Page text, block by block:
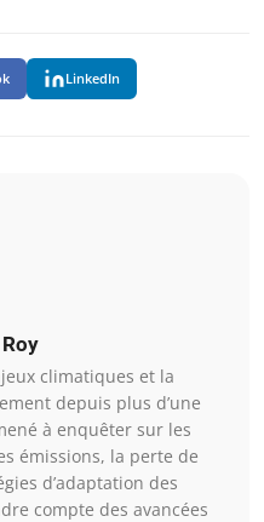
LinkedIn
climatiques et la
depuis plus d’une
à enquêter sur les
émissions, la perte de
d’adaptation des
compte des avancées